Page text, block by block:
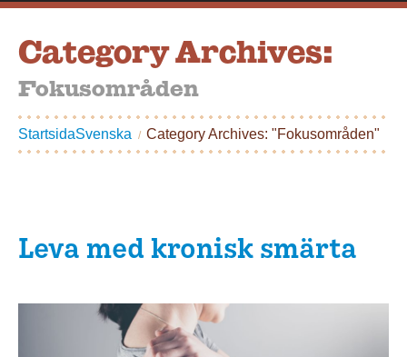
Category Archives:
Fokusområden
StartsidaSvenska Category Archives: "Fokusområden"
Leva med kronisk smärta